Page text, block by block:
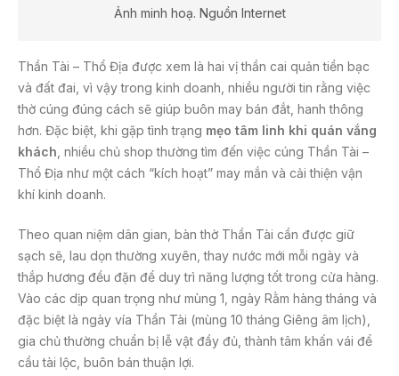
Ảnh minh hoạ. Nguồn Internet
Thần Tài – Thổ Địa được xem là hai vị thần cai quản tiền bạc
và đất đai, vì vậy trong kinh doanh, nhiều người tin rằng việc
thờ cúng đúng cách sẽ giúp buôn may bán đắt, hanh thông
hơn. Đặc biệt, khi gặp tình trạng mẹo tâm linh khi quán vắng
khách , nhiều chủ shop thường tìm đến việc cúng Thần Tài –
Thổ Địa như một cách “kích hoạt” may mắn và cải thiện vận
khí kinh doanh.
Theo quan niệm dân gian, bàn thờ Thần Tài cần được giữ
sạch sẽ, lau dọn thường xuyên, thay nước mới mỗi ngày và
thắp hương đều đặn để duy trì năng lượng tốt trong cửa hàng.
Vào các dịp quan trọng như mùng 1, ngày Rằm hàng tháng và
đặc biệt là ngày vía Thần Tài (mùng 10 tháng Giêng âm lịch),
gia chủ thường chuẩn bị lễ vật đầy đủ, thành tâm khấn vái để
cầu tài lộc, buôn bán thuận lợi.